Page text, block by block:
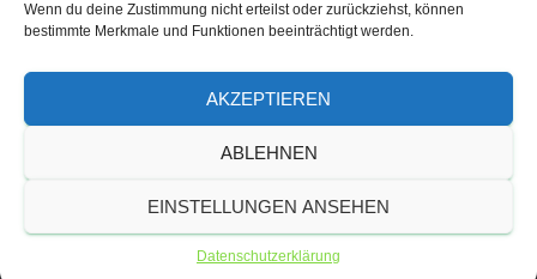
Wenn du deine Zustimmung nicht erteilst oder zurückziehst, können
bestimmte Merkmale und Funktionen beeinträchtigt werden.
AKZEPTIEREN
ABLEHNEN
EINSTELLUNGEN ANSEHEN
Datenschutzerklärung
DATENSCHUTZORDUNG
Brühl 1979 e.V.